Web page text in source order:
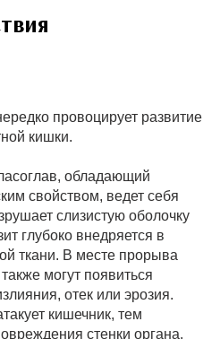
провоцирует развитие
кишки.
обладающий
свойством, ведет себя
слизистую оболочку
глубоко внедряется в
ткани. В месте прорыва
могут появиться
отек или эрозия.
кишечник, тем
стенки органа.